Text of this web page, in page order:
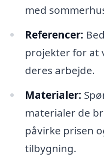
med
Referencer:
projekter for at
deres arbejde.
Materialer:
materialer de
påvirke prisen
tilbygning.